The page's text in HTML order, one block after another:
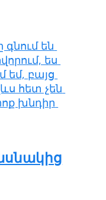
են
ես
բայց
հետ չեն
խնդիր